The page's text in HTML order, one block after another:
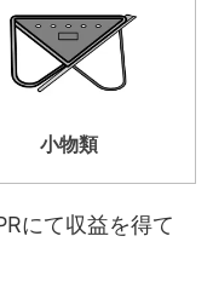
小物類
にて収益を得て